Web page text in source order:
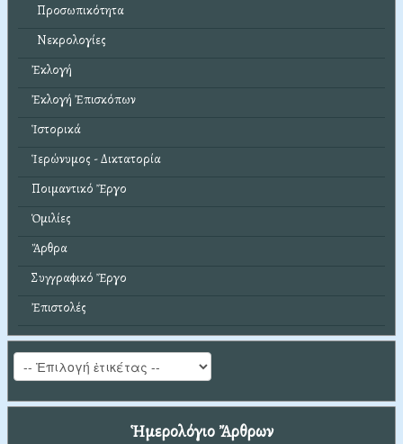
Προσωπικότητα
Νεκρολογίες
Ἐκλογή
Ἐκλογή Ἐπισκόπων
Ἱστορικά
Ἱερώνυμος - Δικτατορία
Ποιμαντικό Ἔργο
Ὁμιλίες
Ἄρθρα
Συγγραφικό Ἔργο
Ἐπιστολές
Ἡμερολόγιο Ἄρθρων